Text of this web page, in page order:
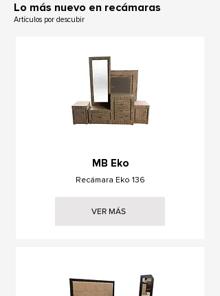
Lo más nuevo en recámaras
Artículos por descubir
MB Eko
Recámara Eko 136
VER MÁS